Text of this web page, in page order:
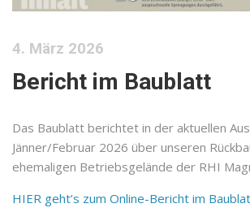
4. März 2026
Bericht im Baublatt
Das Baublatt berichtet in der aktuellen
Jänner/Februar 2026 über unseren
ehemaligen Betriebsgelände der RHI
HIER geht’s zum Online-Bericht im